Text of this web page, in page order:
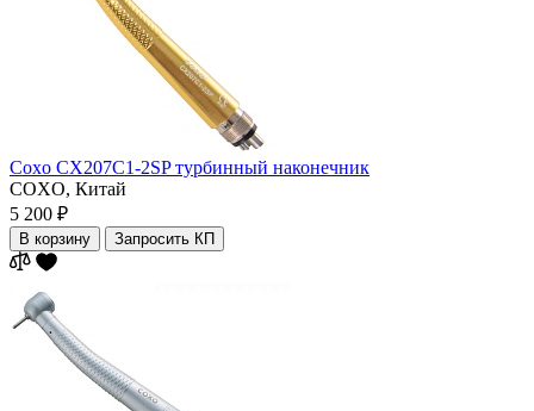
Coxo CX207C1-2SP турбинный наконечник
COXO, Китай
5 200 ₽
В корзину Запросить КП